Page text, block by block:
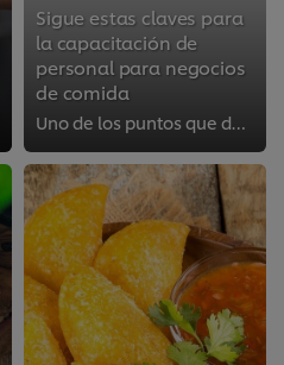
Sigue estas claves para
la capacitación de
personal para negocios
de comida
Uno de los puntos que debes abordar previo a la apertura de tu negocio de comida –y también durante su funcionamiento– es la ca...